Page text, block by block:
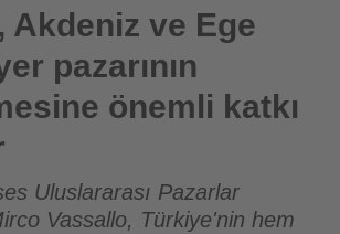
Ege kruvaziyer pazarının
katkı sağlıyor
Akdeniz ve Ege
pazarının
önemli katkı
Uluslararası Pazarlar
Vassallo, Türkiye'nin hem